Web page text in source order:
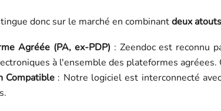
donc sur le marché en combinantdeux
Agréée (PA, ex-PDP) : Zeendoc est reconnu
à l'ensemble des plateformes agréees.
Compatible : Notre logiciel est interconnecté